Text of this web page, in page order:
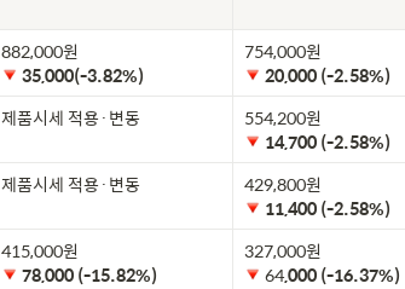
35,000(-3.82%)
20,000 (-2.58%)
제품시세 적용·변동
14,700 (-2.58%)
제품시세 적용·변동
11,400 (-2.58%)
78,000 (-15.82%)
64,000 (-16.37%)